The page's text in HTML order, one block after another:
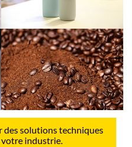
solutions techniques
votre industrie.